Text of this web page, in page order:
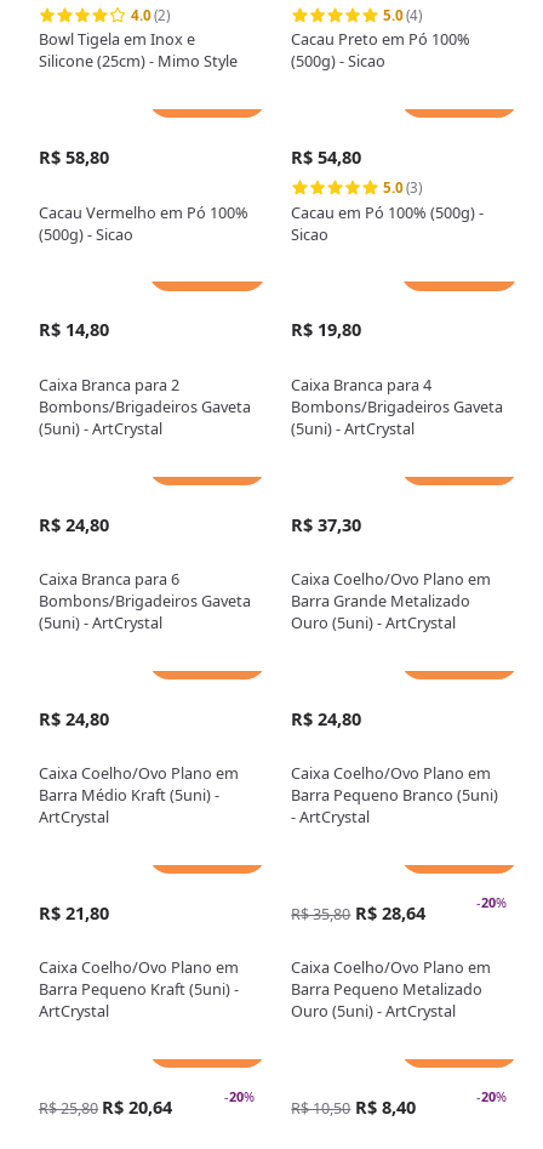
4.0(2)
Bowl Tigela em Inox e
Silicone (25cm) - Mimo Style
5.0(4)
Cacau Preto em Pó 100%
(500g) - Sicao
R$ 58,80
Cacau Vermelho em Pó 100%
(500g) - Sicao
R$ 54,80
5.0(3)
Cacau em Pó 100% (500g) -
Sicao
R$ 14,80
Caixa Branca para 2
Bombons/Brigadeiros Gaveta
(5uni) - ArtCrystal
R$ 19,80
Caixa Branca para 4
Bombons/Brigadeiros Gaveta
(5uni) - ArtCrystal
R$ 24,80
Caixa Branca para 6
Bombons/Brigadeiros Gaveta
(5uni) - ArtCrystal
R$ 37,30
Caixa Coelho/Ovo Plano em
Barra Grande Metalizado
Ouro (5uni) - ArtCrystal
R$ 24,80
Caixa Coelho/Ovo Plano em
Barra Médio Kraft (5uni) -
ArtCrystal
R$ 24,80
Caixa Coelho/Ovo Plano em
Barra Pequeno Branco (5uni)
- ArtCrystal
R$ 21,80
Caixa Coelho/Ovo Plano em
Barra Pequeno Kraft (5uni) -
ArtCrystal
-20%
R$ 35,80 R$ 28,64
Caixa Coelho/Ovo Plano em
Barra Pequeno Metalizado
Ouro (5uni) - ArtCrystal
-20%
R$ 25,80 R$ 20,64 -20%
R$ 10,50 R$ 8,40